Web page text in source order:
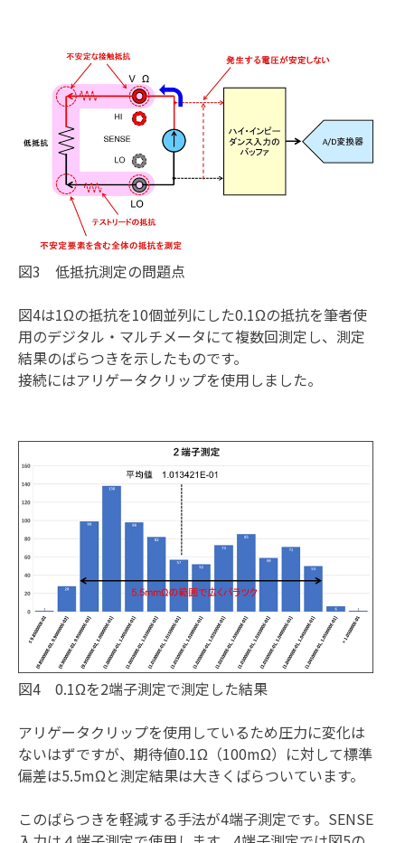
図3 低抵抗測定の問題点
図4は1Ωの抵抗を10個並列にした0.1Ωの抵抗を筆者使
用のデジタル・マルチメータにて複数回測定し、測定
結果のばらつきを示したものです。
接続にはアリゲータクリップを使用しました。
図4 0.1Ωを2端子測定で測定した結果
アリゲータクリップを使用しているため圧力に変化は
ないはずですが、期待値0.1Ω（100mΩ）に対して標準
偏差は5.5mΩと測定結果は大きくばらついています。
このばらつきを軽減する手法が4端子測定です。SENSE